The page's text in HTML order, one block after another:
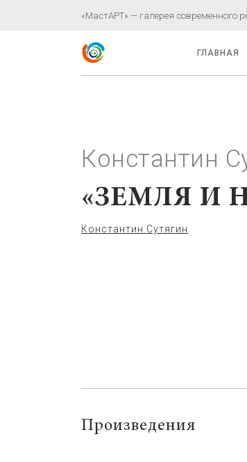
«МастАРТ» — галерея современного
ГЛАВНАЯ
Константин
«ЗЕМЛЯ И
Константин Сутягин
Произведения